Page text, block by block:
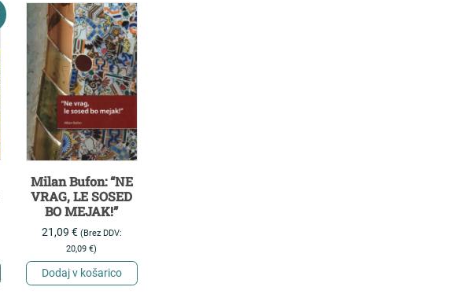
Milan Bufon: “NE
VRAG, LE SOSED
BO MEJAK!”
21,09 € (Brez DDV:
20,09€)
Dodaj v košarico